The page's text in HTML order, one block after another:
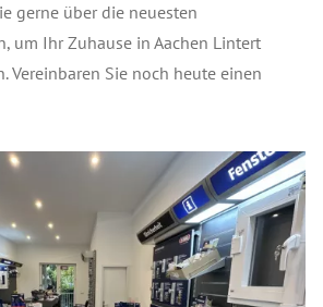
gerne über die neuesten
um Ihr Zuhause in Aachen Lintert
Vereinbaren Sie noch heute einen